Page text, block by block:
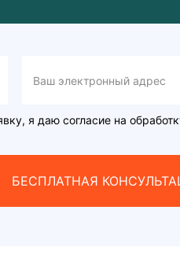
я даю согласие на
БЕСПЛАТНАЯ